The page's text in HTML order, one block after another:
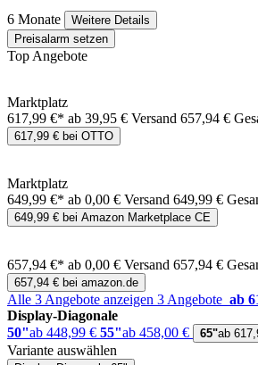
6 Monate
Weitere Details
Preisalarm setzen
Top Angebote
Marktplatz
617,99 €* ab 39,95 € Versand 657,94 €
617,99 € bei OTTO
Marktplatz
649,99 €* ab 0,00 € Versand 649,99 €
649,99 € bei Amazon Marketplace CE
657,94 €* ab 0,00 € Versand 657,94 €
657,94 € bei amazon.de
Alle 3 Angebote anzeigen 3 Angebote ab
Display-Diagonale
50"ab 448,99 € 55"ab 458,00 € 65"ab
Variante auswählen